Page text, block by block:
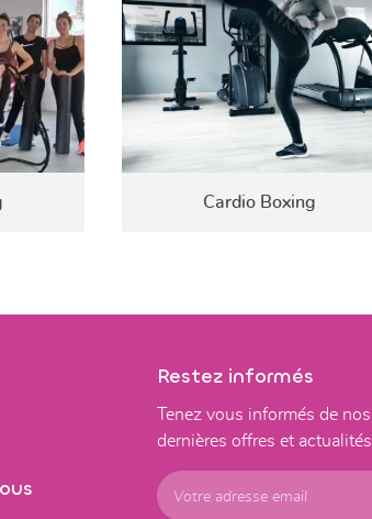
Cardio Boxing
Restez informés
Tenez vous informés de nos
dernières offres et actualités